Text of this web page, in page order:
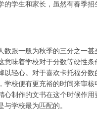
的学生和家长，虽然有春季
跟一般为秋季的三分之一甚
意味着学校对于分数等硬性
以轻心。对于喜欢卡托福分
学校便有更充裕的时间来审
心制作的文书在这个时候作
学校最为匹配的。